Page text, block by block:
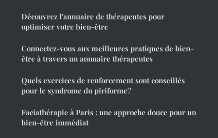
Découvrez l'annuaire de thérapeutes pour
optimiser votre bien-être
Connectez-vous aux meilleures pratiques de bien-
être à travers un annuaire thérapeutes
Quels exercices de renforcement sont conseillés
pour le syndrome du piriforme?
Faciathérapie à Paris : une approche douce pour un
bien-être immédiat